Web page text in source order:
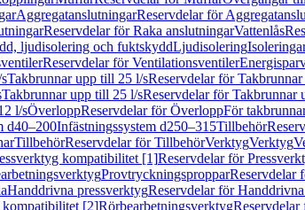
AggregatanslutningarReservdelar för
Reservdelar för Raka anslutningarVattenlås
ljudisolering och fuktskyddLjudisolering
Reservdelar för Ventilationsventiler
Takbrunnar upp till 25 l/sReservdelar för
Takbrunnar upp till 25 l/sReservdelar för Takbrunnar
l/sÖverloppReservdelar för ÖverloppFör
d40–200Infästningssystem d250–315Tillbehör
TillbehörReservdelar för TillbehörVerktygVerktyg
kompatibilitet [1]Reservdelar för
ProvtryckningspropparReservdelar
Handdrivna pressverktygReservdelar för
kompatibilitet [2]Rörbearbetningsverktyg